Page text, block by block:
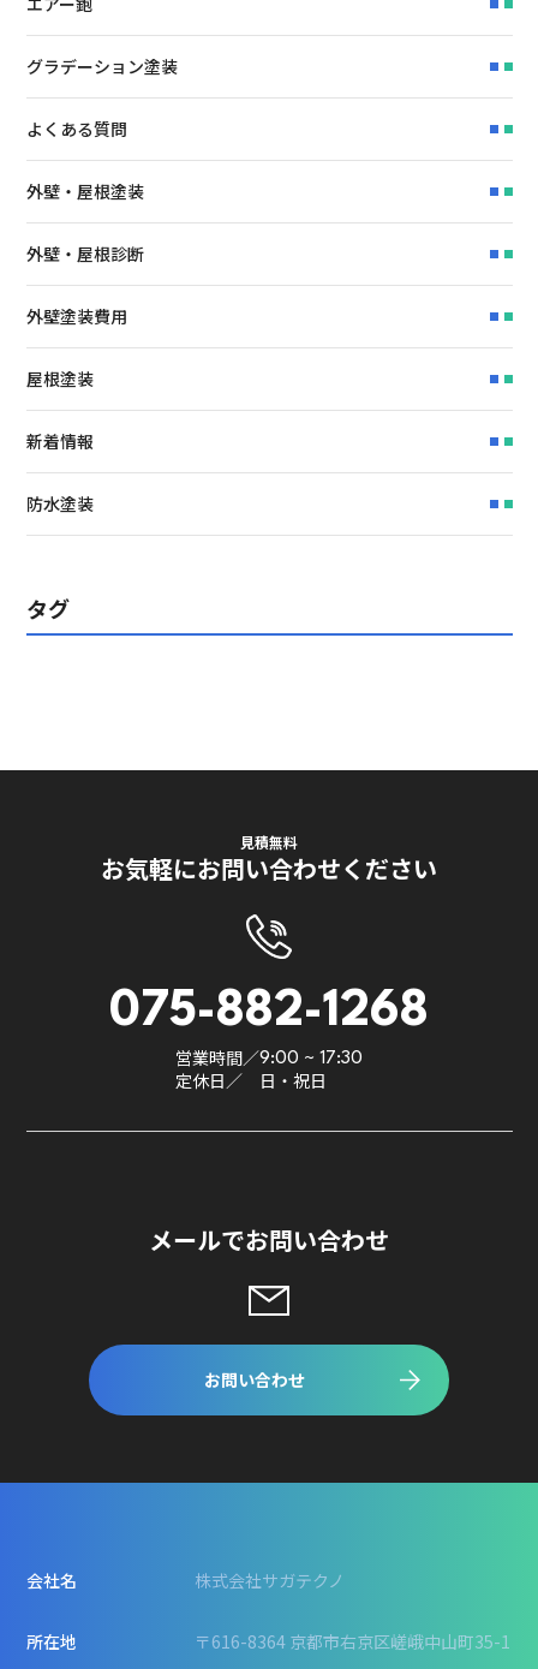
グラデーション塗装
よくある質問
外壁・屋根塗装
外壁・屋根診断
外壁塗装費用
屋根塗装
新着情報
防水塗装
タグ
見積無料
お気軽にお問い合わせください
075-882-1268
営業時間／9:00 ~ 17:30
定休日／ 日・祝日
メールでお問い合わせ
お問い合わせ
会社名 株式会社サガテクノ
所在地 〒616-8364 京都市右京区嵯峨中山町35-1